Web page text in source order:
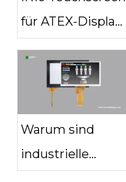
für ATEX-Display
| Industrielle
Touch-Lösungen
von FANNAL
Warum sind
industrielle